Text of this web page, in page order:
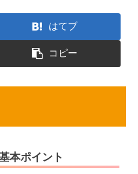
はてブ
コピー
本ポイント